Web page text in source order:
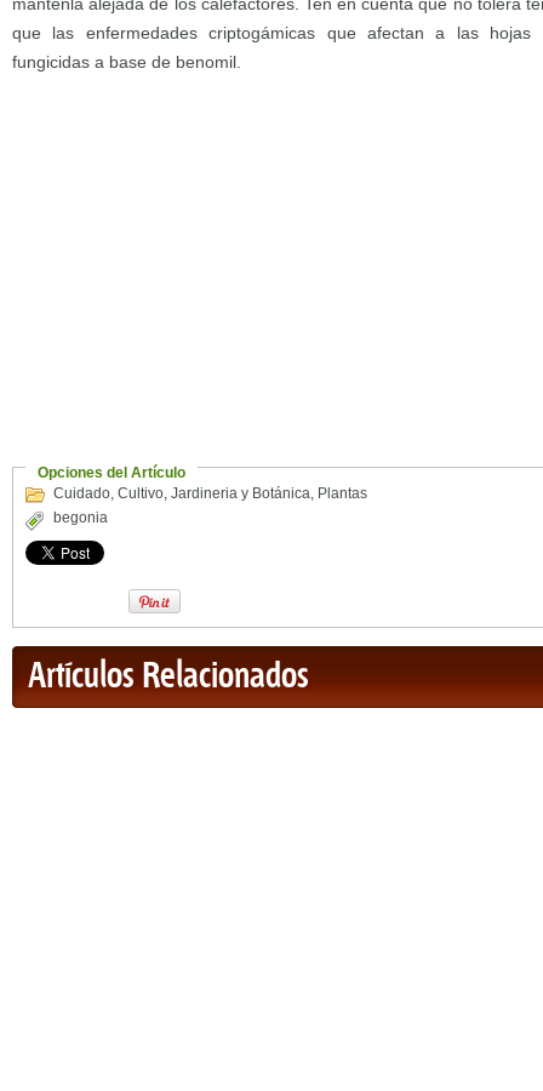
que las enfermedades criptogámicas que afectan a las hojas
fungicidas a base de benomil.
Opciones del Artículo
Cuidado, Cultivo, Jardineria y Botánica, Plantas
begonia
Artículos Relacionados